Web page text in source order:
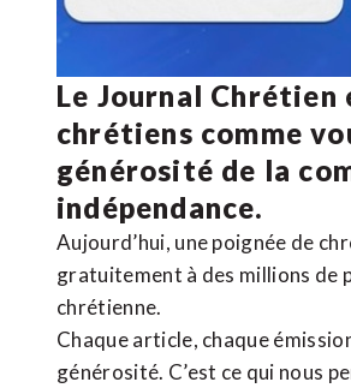
Le Journal Chrétien
chrétiens comme
générosité de la
indépendance.
Aujourd’hui, une poignée de
gratuitement à des millions de
chrétienne.
Chaque article, chaque
générosité. C’est ce qui nous